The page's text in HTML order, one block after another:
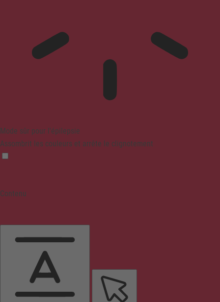
Mode sûr pour l'épilepsie
Assombrit les couleurs et arrête le clignotement
Contenu